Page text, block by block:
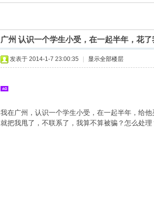
广州 认识一个学生小受，在一起半年，花
发表于 2014-1-7 23:00:35 显示全部楼层
我在广州，认识一个学生小受，在一起半年，给
就把我甩了，不联系了，我算不算被骗？怎么处理